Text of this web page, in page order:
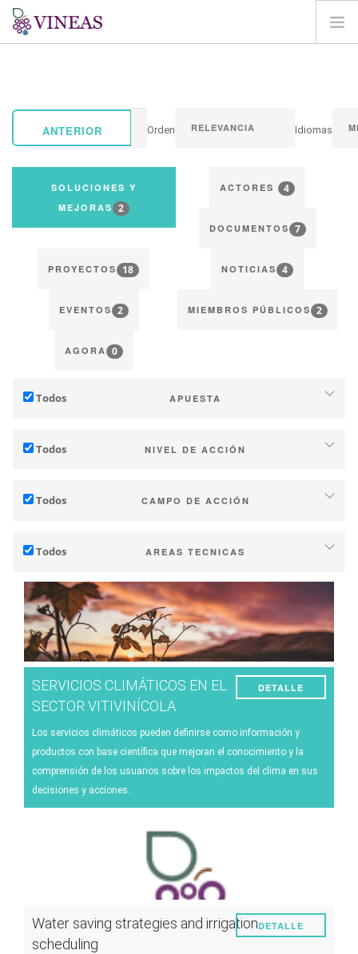
SOLUCIONES Y MEJORAS
INICIAR SESIÓN
ANTERIOR Orden Idiomas
SOLUCIONES Y
MEJORAS 2
ACTORES 4
DOCUMENTOS 7
PROYECTOS 18 NOTICIAS 4
EVENTOS 2 MIEMBROS PÚBLICOS 2
AGORA 0
Todos APUESTA
Mitigación (de emisiones de GEI)
Todos NIVEL DE ACCIÓN
Industria (empresas, cooperativas….)
Políticas publicas
Consumidores
Todos CAMPO DE ACCIÓN
Gestión - marketing
Estrategia - transiciones
Investigación - Innovación
Colaboración: desarrollo de capacidades
Instrumentos de planificación y políticas públicas
Servicios climáticos
Todos AREAS TECNICAS
Suelo
Administracion del Agua
Fenología
Calidad del vino / uva
Rendimiento
Energía
Experimentos
Manejo de viñedos
Técnicas enológicas
Gestión de los eventos climáticos
Otro
SERVICIOS CLIMÁTICOS EN EL
SECTOR VITIVINÍCOLA
Los servicios climáticos pueden definirse como información y
productos con base científica que mejoran el conocimiento y la
comprensión de los usuarios sobre los impactos del clima en sus
decisiones y acciones.
DETALLE
Water saving strategies and irrigation
scheduling
DETALLE